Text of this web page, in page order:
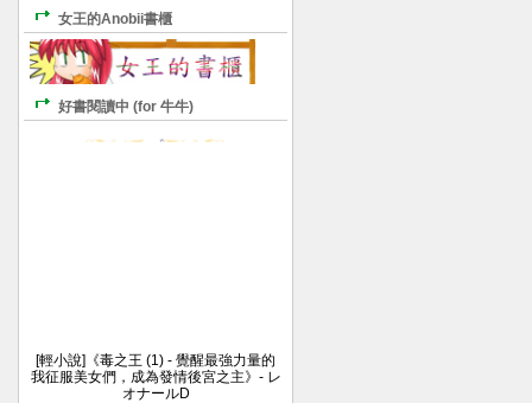
女王的Anobii書櫃
好書閱讀中 (for 牛牛)
[輕小說]《毒之王 (1) - 覺醒最強力量的
我征服美女們，成為發情後宮之主》- レ
オナールD